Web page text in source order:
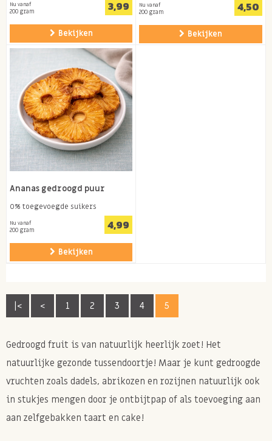
Nu vanaf
200 gram 3,99
Bekijken
Nu vanaf
200 gram 4,50
Bekijken
Ananas gedroogd puur
0% toegevoegde suikers
Nu vanaf
200 gram 4,99
Bekijken
|< < 1 2 3 4 5
Gedroogd fruit is van natuurlijk heerlijk zoet! Het
natuurlijke gezonde tussendoortje! Maar je kunt gedroogde
vruchten zoals dadels, abrikozen en rozijnen natuurlijk ook
in stukjes mengen door je ontbijtpap of als toevoeging aan
aan zelfgebakken taart en cake!